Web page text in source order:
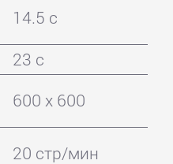
14.5 с
23 с
600 x 600
20 стр/мин